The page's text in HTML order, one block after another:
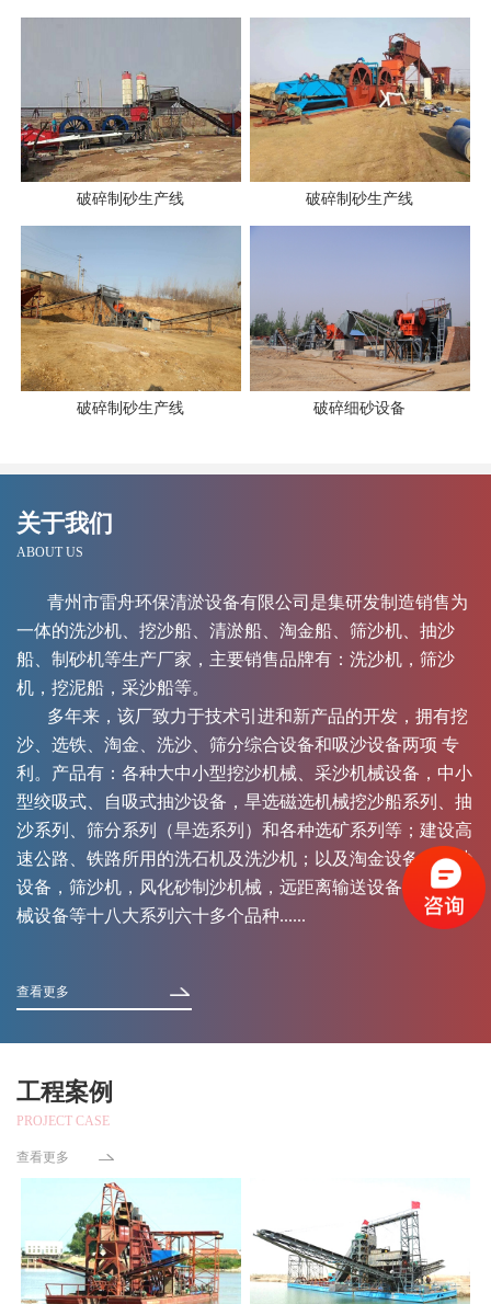
破碎制砂生产线 破碎制砂生产线
破碎制砂生产线 破碎细砂设备
关于我们
ABOUT US
青州市雷舟环保清淤设备有限公司是集研发制造销售为
一体的洗沙机、挖沙船、清淤船、淘金船、筛沙机、抽沙
船、制砂机等生产厂家，主要销售品牌有：洗沙机，筛沙
机，挖泥船，采沙船等。
多年来，该厂致力于技术引进和新产品的开发，拥有挖
沙、选铁、淘金、洗沙、筛分综合设备和吸沙设备两项 专
利。产品有：各种大中小型挖沙机械、采沙机械设备，中小
型绞吸式、自吸式抽沙设备，旱选磁选机械挖沙船系列、抽
沙系列、筛分系列（旱选系列）和各种选矿系列等；建设高
速公路、铁路所用的洗石机及洗沙机；以及淘金设备，运沙
设备，筛沙机，风化砂制沙机械，远距离输送设备，异型机
械设备等十八大系列六十多个品种......
查看更多
工程案例
PROJECT CASE
查看更多